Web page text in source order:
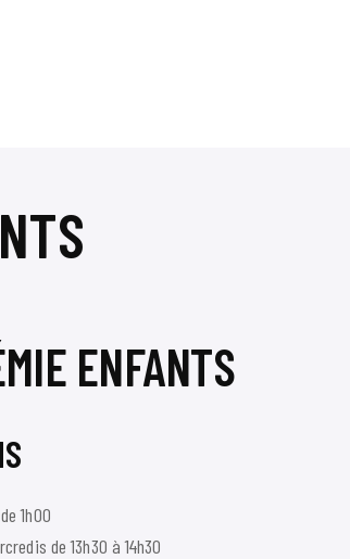
ENFANTS
1h00
de 13h30 à 14h30